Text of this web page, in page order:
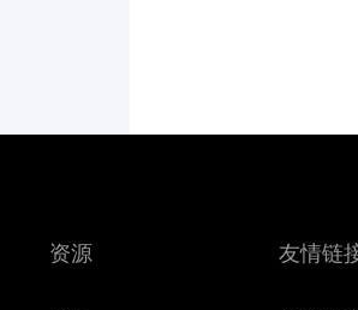
资源 友情链